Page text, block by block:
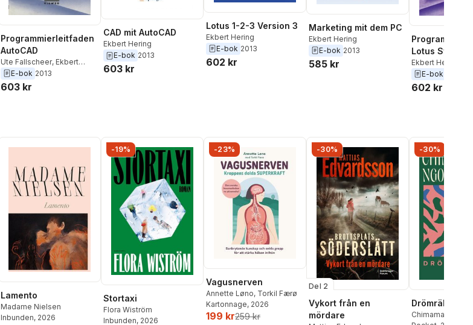
Programmierleitfaden
AutoCAD
Ute Fallscheer, Ekbert
Hering
E-bok 2013
603 kr
CAD mit AutoCAD
Ekbert Hering
E-bok 2013
603 kr
Lotus 1-2-3 Version 3
Ekbert Hering
E-bok 2013
602 kr
Marketing mit dem PC
Ekbert Hering
E-bok 2013
585 kr
Lotus
Ekbert Hering
E-bok
602 kr
Lamento
Madame Nielsen
Inbunden, 2026
-19%
Stortaxi
Flora Wiström
Inbunden, 2026
-23%
Vagusnerven
Annette Løno, Torkil Færø
Kartonnage, 2026
199 kr259 kr
-30%
Del 2
Vykort från en
mördare
-30%
Drömräkning
Chimamanda